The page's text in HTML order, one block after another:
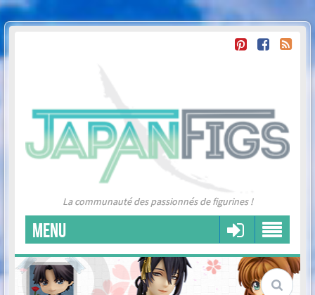
La communauté des passionnés de figurines !
MENU